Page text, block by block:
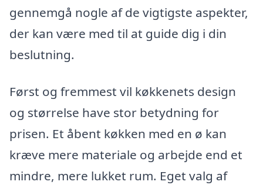
gennemgå nogle af de vigtigste aspekter,
der kan være med til at guide dig i din
beslutning.
Først og fremmest vil køkkenets design
og størrelse have stor betydning for
prisen. Et åbent køkken med en ø kan
kræve mere materiale og arbejde end et
mindre, mere lukket rum. Eget valg af